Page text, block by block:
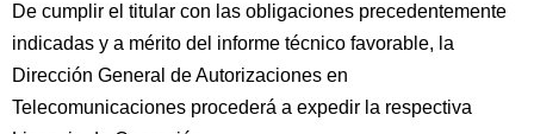
De cumplir el titular con las obligaciones precedentemente
indicadas y a mérito del informe técnico favorable, la
Dirección General de Autorizaciones en
Telecomunicaciones procederá a expedir la respectiva